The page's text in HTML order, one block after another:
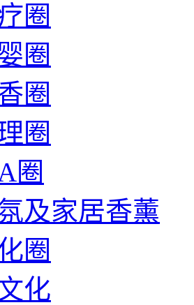
圈
圈
圈
圈
圈
及家居香薰
圈
化